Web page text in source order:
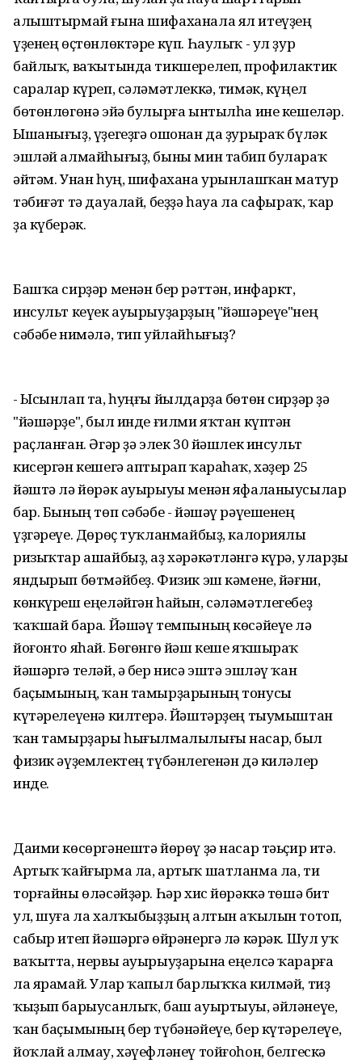
алыштырмай ғына шифаханала ял итеүҙең
үҙенең өҫтөнлөктәре күп. Һаулыҡ - ул ҙур
байлыҡ, ваҡытында тикшерелеп, профилактик
саралар күреп, сәләмәтлеккә, тимәк, күңел
бөтөнлөгөнә эйә булырға ынтылһа ине кешеләр.
Ышанығыҙ, үҙегеҙгә ошонан да ҙурыраҡ бүләк
эшләй алмайһығыҙ, быны мин табип булараҡ
әйтәм. Унан һуң, шифахана урынлашҡан матур
тәбиғәт тә дауалай, беҙҙә һауа ла сафыраҡ, ҡар
ҙа күберәк.
Башҡа сирҙәр менән бер рәттән, инфаркт,
инсульт кеүек ауырыуҙарҙың "йәшәреүе"нең
сәбәбе нимәлә, тип уйлайһығыҙ?
- Ысынлап та, һуңғы йылдарҙа бөтөн сирҙәр ҙә
"йәшәрҙе", был инде ғилми яҡтан күптән
раҫланған. Әгәр ҙә элек 30 йәшлек инсульт
кисергән кешегә аптырап ҡараһаҡ, хәҙер 25
йәштә лә йөрәк ауырыуы менән яфаланыусылар
бар. Бының төп сәбәбе - йәшәү рәүешенең
үҙгәреүе. Дөрөҫ туҡланмайбыҙ, калориялы
ризыҡтар ашайбыҙ, аҙ хәрәкәтләнгә күрә, уларҙы
яндырып бөтмәйбеҙ. Физик эш кәмене, йәғни,
көнкүреш еңеләйгән һайын, сәләмәтлегебеҙ
ҡаҡшай бара. Йәшәү темпының көсәйеүе лә
йоғонто яһай. Бөгөнгө йәш кеше яҡшыраҡ
йәшәргә теләй, ә бер нисә эштә эшләү ҡан
баҫымының, ҡан тамырҙарының тонусы
күтәрелеүенә килтерә. Йәштәрҙең тыумыштан
ҡан тамырҙары һығылмалылығы насар, был
физик әүҙемлектең түбәнлегенән дә киләлер
инде.
Даими көсөргәнештә йөрөү ҙә насар тәьҫир итә.
Артыҡ ҡайғырма ла, артыҡ шатланма ла, ти
торғайны өләсәйҙәр. Һәр хис йөрәккә төшә бит
ул, шуға ла халҡыбыҙҙың алтын аҡылын тотоп,
сабыр итеп йәшәргә өйрәнергә лә кәрәк. Шул уҡ
ваҡытта, нервы ауырыуҙарына еңелсә ҡарарға
ла ярамай. Улар ҡапыл барлыҡҡа килмәй, тиҙ
ҡыҙып барыусанлыҡ, баш ауыртыуы, әйләнеүе,
ҡан баҫымының бер түбәнәйеүе, бер күтәрелеүе,
йоҡлай алмау, хәүефләнеү тойғоһон, белгескә